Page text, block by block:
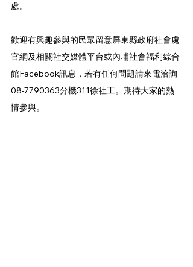
處。
歡迎有興趣參與的民眾留意屏東縣政府社會處
官網及相關社交媒體平台或內埔社會福利綜合
館Facebook訊息，若有任何問題請來電洽詢
08-7790363分機311徐社工。期待大家的熱
情參與。